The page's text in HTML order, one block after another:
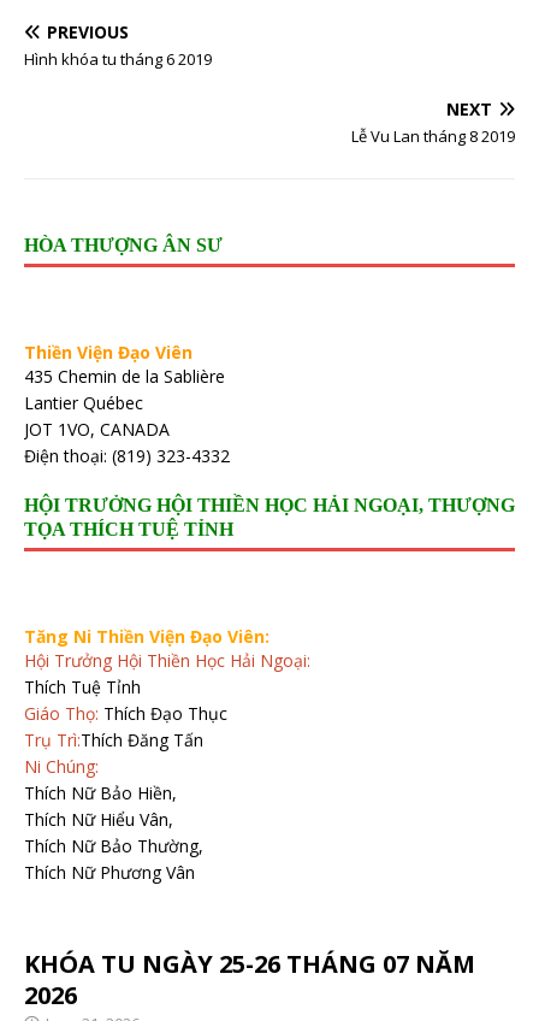
PREVIOUS
Hình khóa tu tháng 6 2019
NEXT
Lễ Vu Lan tháng 8 2019
HÒA THƯỢNG ÂN SƯ
Thiền Viện Đạo Viên
435 Chemin de la Sablière
Lantier Québec
JOT 1VO, CANADA
Điện thoại: (819) 323-4332
HỘI TRƯỞNG HỘI THIỀN HỌC HẢI NGOẠI, THƯỢNG
TỌA THÍCH TUỆ TỈNH
Tăng Ni Thiền Viện Đạo Viên:
Hội Trưởng Hội Thiền Học Hải Ngoại:
Thích Tuệ Tỉnh
Giáo Thọ: Thích Đạo Thục
Trụ Trì:Thích Đăng Tấn
Ni Chúng:
Thích Nữ Bảo Hiền,
Thích Nữ Hiểu Vân,
Thích Nữ Bảo Thường,
Thích Nữ Phương Vân
KHÓA TU NGÀY 25-26 THÁNG 07 NĂM
2026